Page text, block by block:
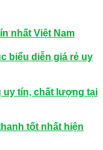
nhất Việt Nam
biểu diễn giá rẻ uy
uy tín, chất lượng tại
tốt nhất hiện